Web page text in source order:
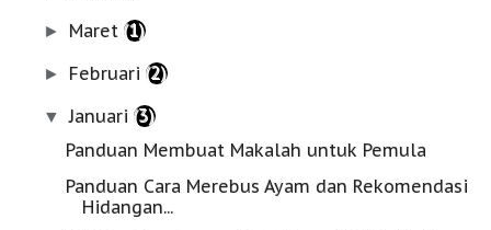
► Maret(1)
► Februari(2)
▼Januari(3)
Panduan Membuat Makalah untuk Pemula
Panduan Cara Merebus Ayam dan Rekomendasi
Hidangan...